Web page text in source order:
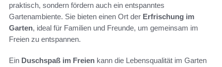
praktisch, sondern fördern auch ein entspanntes
Gartenambiente. Sie bieten einen Ort der Erfrischung im
Garten, ideal für Familien und Freunde, um gemeinsam im
Freien zu entspannen.
Ein Duschspaß im Freien kann die Lebensqualität im Garten